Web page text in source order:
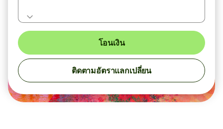
โอนเงิน
ติดตามอัตราแลกเปลี่ยน